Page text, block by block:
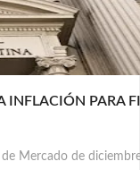
INFLACIÓN PARA
Mercado de